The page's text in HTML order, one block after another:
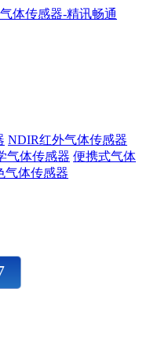
NDIR红外气体传感器
气体传感器 便携式气体
气体传感器